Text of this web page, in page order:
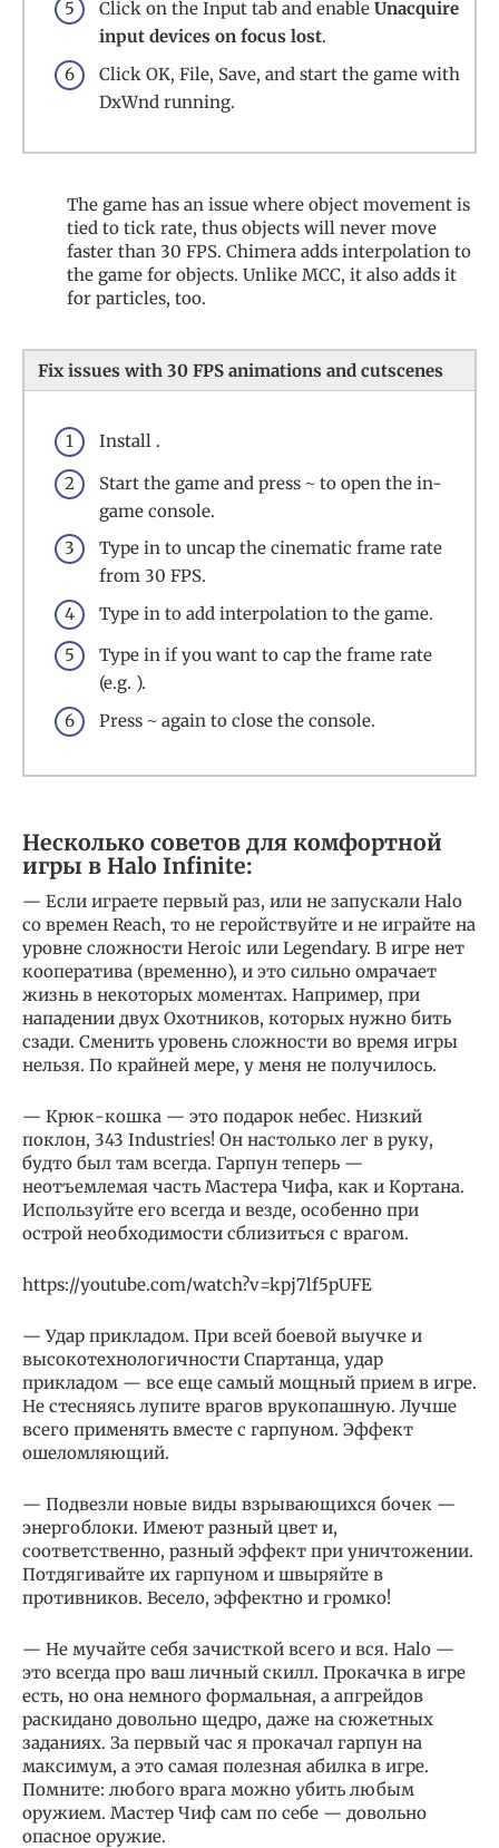
Click on the Input tab and enable Unacquire
input devices on focus lost.
Click OK, File, Save, and start the game with
DxWnd running.
The game has an issue where object movement is
tied to tick rate, thus objects will never move
faster than 30 FPS. Chimera adds interpolation to
the game for objects. Unlike MCC, it also adds it
for particles, too.
Fix issues with 30 FPS animations and cutscenes
Install .
Start the game and press ~ to open the in-
game console.
Type in to uncap the cinematic frame rate
from 30 FPS.
Type in to add interpolation to the game.
Type in if you want to cap the frame rate
(e.g. ).
Press ~ again to close the console.
Несколько советов для комфортной
игры в Halo Infinite:
— Если играете первый раз, или не запускали Halo
со времен Reach, то не геройствуйте и не играйте на
уровне сложности Heroic или Legendary. В игре нет
кооператива (временно), и это сильно омрачает
жизнь в некоторых моментах. Например, при
нападении двух Охотников, которых нужно бить
сзади. Сменить уровень сложности во время игры
нельзя. По крайней мере, у меня не получилось.
— Крюк-кошка — это подарок небес. Низкий
поклон, 343 Industries! Он настолько лег в руку,
будто был там всегда. Гарпун теперь —
неотъемлемая часть Мастера Чифа, как и Кортана.
Используйте его всегда и везде, особенно при
острой необходимости сблизиться с врагом.
https://youtube.com/watch?v=kpj7lf5pUFE
— Удар прикладом. При всей боевой выучке и
высокотехнологичности Спартанца, удар
прикладом — все еще самый мощный прием в игре.
Не стесняясь лупите врагов врукопашную. Лучше
всего применять вместе с гарпуном. Эффект
ошеломляющий.
— Подвезли новые виды взрывающихся бочек —
энергоблоки. Имеют разный цвет и,
соответственно, разный эффект при уничтожении.
Потдягивайте их гарпуном и швыряйте в
противников. Весело, эффектно и громко!
— Не мучайте себя зачисткой всего и вся. Halo —
это всегда про ваш личный скилл. Прокачка в игре
есть, но она немного формальная, а апгрейдов
раскидано довольно щедро, даже на сюжетных
заданиях. За первый час я прокачал гарпун на
максимум, а это самая полезная абилка в игре.
Помните: любого врага можно убить любым
оружием. Мастер Чиф сам по себе — довольно
опасное оружие.